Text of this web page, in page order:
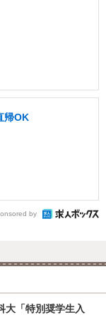
帰OK
by
大「特別奨学生入